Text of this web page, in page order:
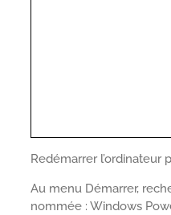
Redémarrer l’ordinateur
Au menu Démarrer,
nommée : Windows